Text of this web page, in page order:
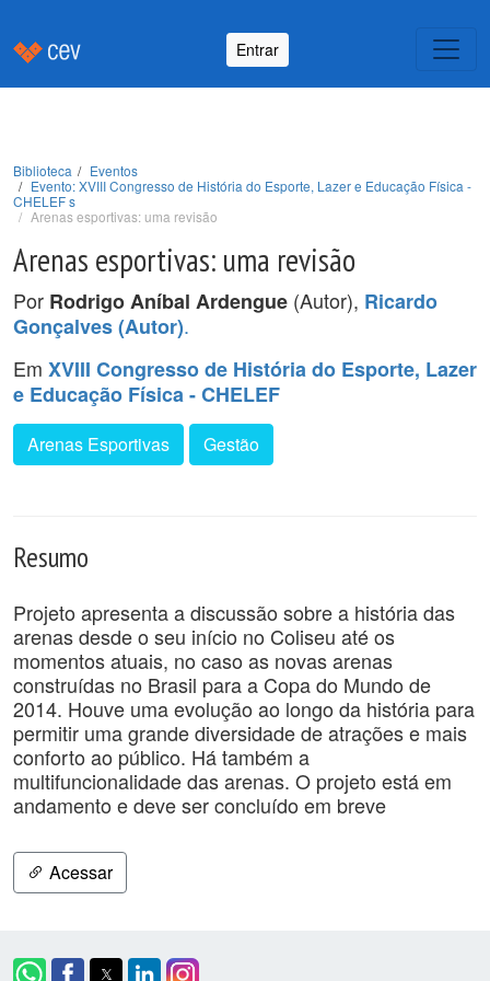
Entrar
Biblioteca
Eventos
Evento: XVIII Congresso de História do Esporte, Lazer e Educação Física -
CHELEF s
Arenas esportivas: uma revisão
Arenas esportivas: uma revisão
Por Rodrigo Aníbal Ardengue (Autor), Ricardo
Gonçalves (Autor).
Em XVIII Congresso de História do Esporte, Lazer
e Educação Física - CHELEF
Arenas Esportivas Gestão
Resumo
Projeto apresenta a discussão sobre a história das
arenas desde o seu início no Coliseu até os
momentos atuais, no caso as novas arenas
construídas no Brasil para a Copa do Mundo de
2014. Houve uma evolução ao longo da história para
permitir uma grande diversidade de atrações e mais
conforto ao público. Há também a
multifuncionalidade das arenas. O projeto está em
andamento e deve ser concluído em breve
Acessar